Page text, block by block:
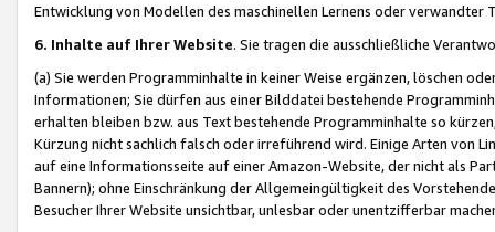
Entwicklung von Modellen des maschinellen Lernens oder
6. Inhalte auf Ihrer Website. Sie tragen die ausschließliche
(a) Sie werden Programminhalte in keiner Weise ergänzen, löschen
Informationen; Sie dürfen aus einer Bilddatei bestehende
erhalten bleiben bzw. aus Text bestehende Programminhalte so
Kürzung nicht sachlich falsch oder irreführend wird. Einige Arten von
auf eine Informationsseite auf einer Amazon-Website, der nicht als
Bannern); ohne Einschränkung der Allgemeingültigkeit des
Besucher Ihrer Website unsichtbar, unlesbar oder unentzifferbar